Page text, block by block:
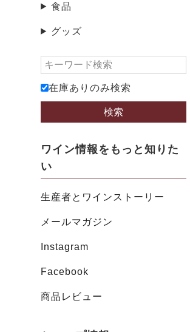
食品
グッズ
在庫ありのみ検索
検索
ワイン情報をもっと知りた
い
生産者とワインストーリー
メールマガジン
Instagram
Facebook
商品レビュー